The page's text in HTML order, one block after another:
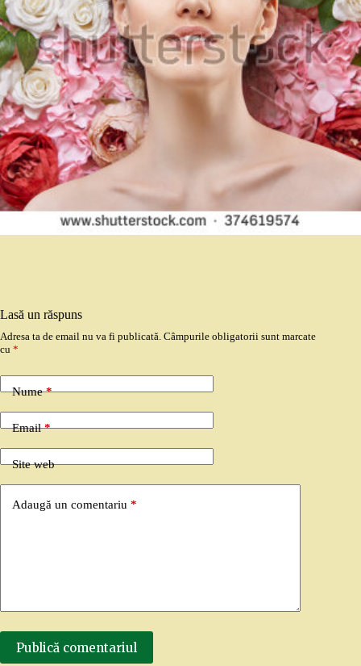
Lasă un răspuns
Adresa ta de email nu va fi publicată. Câmpurile obligatorii sunt marcate
cu *
Nume*
Email*
Site web
Adaugă un comentariu *
Publică comentariul